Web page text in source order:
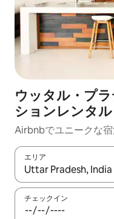
ウッタル・プ
ションレンタル
Airbnbでユニークな
エリア
検索結果が表示された
チェックイン